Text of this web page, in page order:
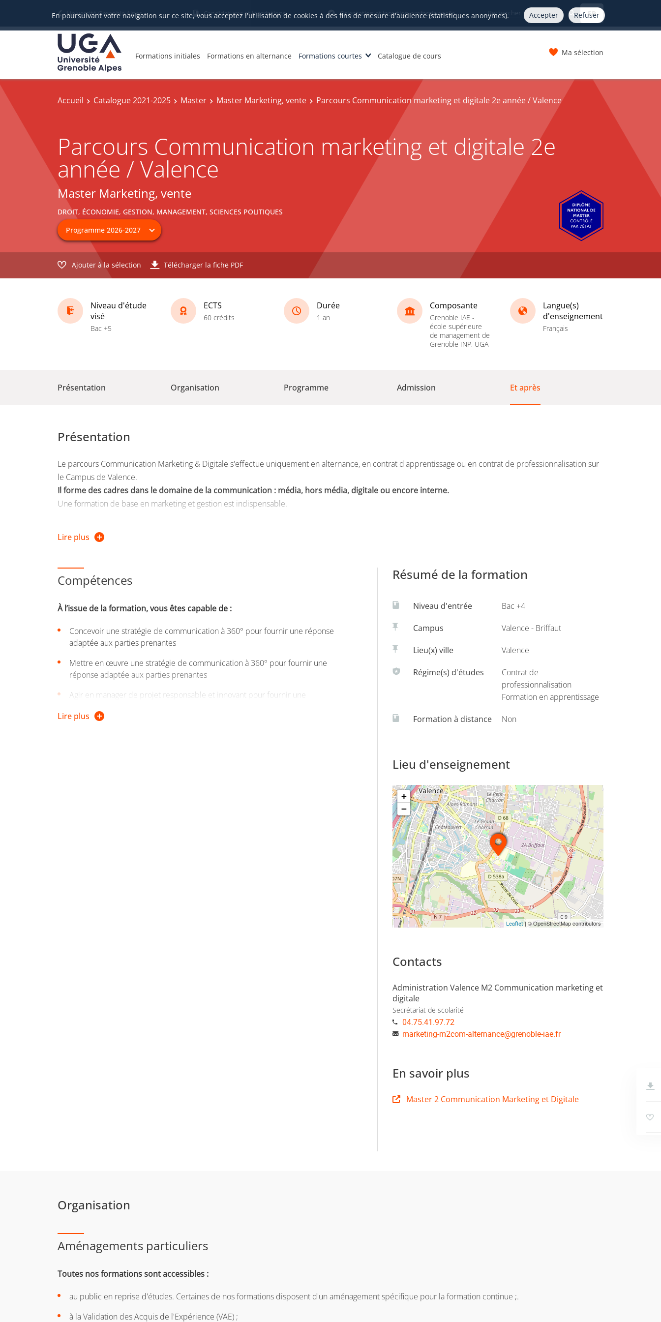
En poursuivant votre navigation sur ce site, vous acceptez l'utilisation de cookies à des fins de mesure d'audience (statistiques anonymes). Accepter Refuser
Université Grenoble Alpes Candidatures et inscriptions Orientation et insertion professionnelle FR
Formations initiales Formations en alternance Formations courtes Catalogue de cours Ma sélection
Accueil Catalogue 2021-2025 Master Master Marketing, vente Parcours Communication marketing et digitale 2e année / Valence
Parcours Communication marketing et digitale 2e
année / Valence
Master Marketing, vente
DROIT, ÉCONOMIE, GESTION, MANAGEMENT, SCIENCES POLITIQUES
Ajouter à la sélection Télécharger la fiche PDF
Niveau d'étude
visé
Bac +5
ECTS
60 crédits
Durée
1 an
Composante
Grenoble IAE -
école supérieure
de management de
Grenoble INP, UGA
Langue(s)
d'enseignement
Français
Présentation Organisation Programme Admission Et après
Présentation
Le parcours Communication Marketing & Digitale s'effectue uniquement en alternance, en contrat d'apprentissage ou en contrat de professionnalisation sur
le Campus de Valence.
Il forme des cadres dans le domaine de la communication : média, hors média, digitale ou encore interne.
Une formation de base en marketing et gestion est indispensable.
Pour les professionnels en recherche de reconversion ou validation des acquis, le Master Marketing, vente, parcours Communication Marketing et Digitale,
s'effectue uniquement en contrat de professionnalisation.
Lire plus
Compétences
À l’issue de la formation, vous êtes capable de :
Concevoir une stratégie de communication à 360° pour fournir une réponse
adaptée aux parties prenantes
Mettre en œuvre une stratégie de communication à 360° pour fournir une
réponse adaptée aux parties prenantes
Agir en manager de projet responsable et innovant pour fournir une
Lire plus
Résumé de la formation
Niveau d'entrée Bac +4
Campus Valence - Briffaut
Lieu(x) ville Valence
Régime(s) d'études
Contrat de
professionnalisation
Formation en apprentissage
Formation à distance Non
Lieu d'enseignement
+
−
Leaflet| © OpenStreetMap contributors
Contacts
Administration Valence M2 Communication marketing et
digitale
Secrétariat de scolarité
04.75.41.97.72
marketing-m2com-alternance@grenoble-iae.fr
En savoir plus
Master 2 Communication Marketing et Digitale
Organisation
Aménagements particuliers
Toutes nos formations sont accessibles :
au public en reprise d'études. Certaines de nos formations disposent d'un aménagement spécifique pour la formation continue ;.
à la Validation des Acquis de l'Expérience (VAE) ;